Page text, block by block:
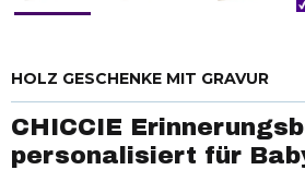
HOLZ GESCHENKE MIT GRAVUR
CHICCIE
personalisiert für